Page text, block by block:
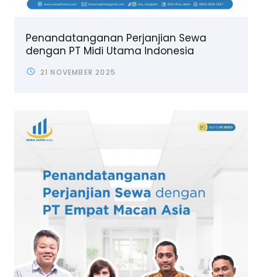
Penandatanganan Perjanjian Sewa
dengan PT Midi Utama Indonesia
21 NOVEMBER 2025